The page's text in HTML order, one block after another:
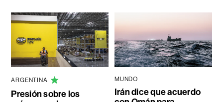
ARGENTINA
Presión sobre los
MUNDO
Irán dice que acuerdo